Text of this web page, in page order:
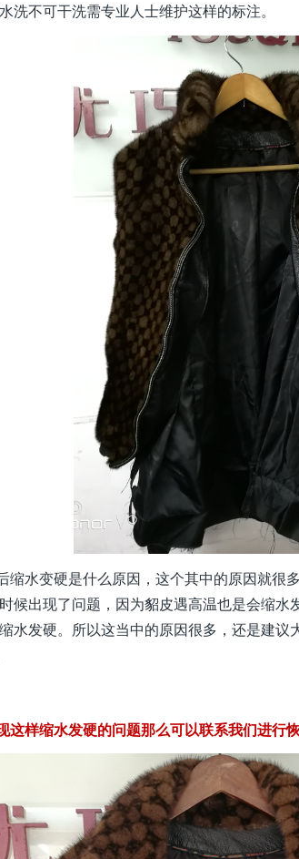
洗不可干洗需专业人士维护这样的标注。
缩水变硬是什么原因，这个其中的原因就很
候出现了问题，因为貂皮遇高温也是会缩
水发硬。所以这当中的原因很多，还是建
这样缩水发硬的问题那么可以联系我们进行